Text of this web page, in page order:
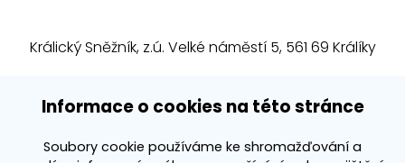
Informace o cookies na této stránce
Soubory cookie používáme ke shromažďování a
Králický Sněžník, z.ú. Velké náměstí 5, 561 69 Králíky
E-mail:info@kralickysneznik.net